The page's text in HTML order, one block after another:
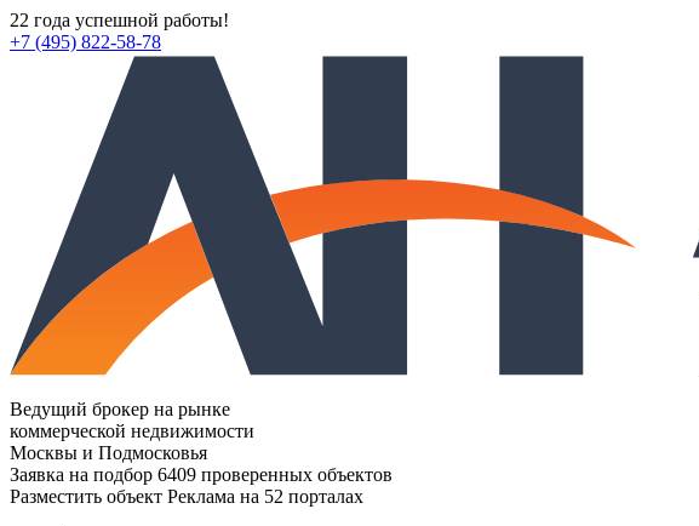
22 года успешной работы!
+7 (495) 822-58-78
Ведущий брокер на рынке
коммерческой недвижимости
Москвы и Подмосковья
Заявка на подбор 6409 проверенных объектов
Разместить объект Реклама на 52 порталах